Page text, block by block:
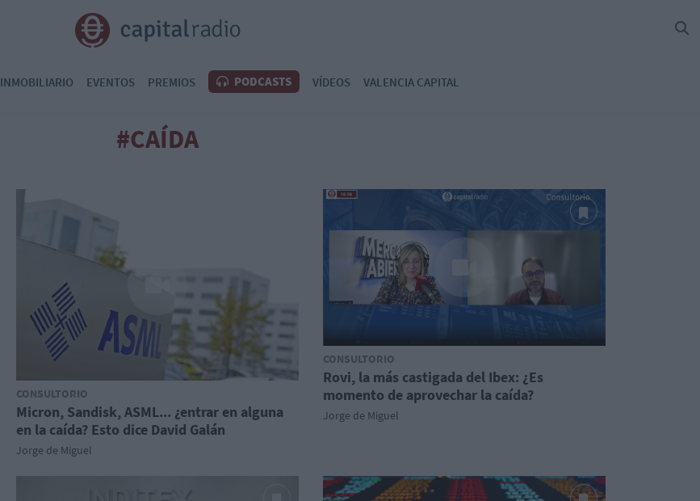
INMOBILIARIO EVENTOS PREMIOS PODCASTS VÍDEOS VALENCIA CAPITAL
#CAÍDA
CONSULTORIO
Micron, Sandisk, ASML... ¿entrar en alguna
en la caída? Esto dice David Galán
Jorge de Miguel
CONSULTORIO
Rovi, la más castigada del Ibex: ¿Es
momento de aprovechar la caída?
Jorge de Miguel